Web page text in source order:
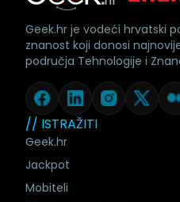
// ISTRAŽITI
Geek.hr
Jackpot
Mobiteli
Geek.hr je vodeći hrvatski
znanost koji donosi
područja Tehnologije i